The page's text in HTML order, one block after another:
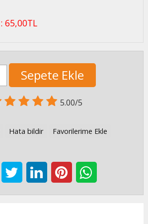
: 65,00TL
Sepete Ekle
5.00/5
Hata bildir Favorilerime Ekle